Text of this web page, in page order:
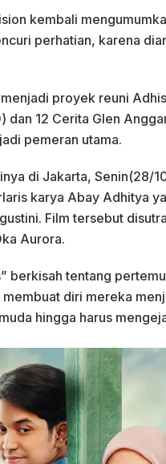
kembali
perhatian, karena
proyek reuni
dan 12 Cerita Glen
pemeran utama.
di Jakarta, Senin(28/
karya Abay Adhitya
Film tersebut
Aurora.
berkisah tentang
diri mereka
hingga harus